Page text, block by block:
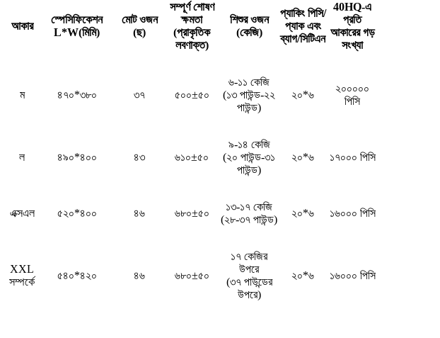
আকার
স্পেসিফিকেশন
L*W(মিমি)
মোট ওজন
(ছ)
সম্পূর্ণ শোষণ
ক্ষমতা
(প্রাকৃতিক
লবণাক্ত)
শিশুর ওজন
(কেজি)
প্যাকিং পিসি/
প্যাক এবং
ব্যাগ/সিটিএন
40HQ-এ
প্রতি
আকারের গড়
সংখ্যা
ম ৪৭০*৩৮০ ৩৭ ৫০০±৫০
৬-১১ কেজি
(১৩ পাউন্ড-২২
পাউন্ড)
২০*৬
২০০০০০
পিসি
ল ৪৯০*৪০০ ৪৩ ৬১০±৫০
৯-১৪ কেজি
(২০ পাউন্ড-৩১
পাউন্ড)
২০*৬ ১৭০০০ পিসি
এক্সএল ৫২০*৪০০ ৪৬ ৬৮০±৫০
১৩-১৭ কেজি
(২৮-৩৭ পাউন্ড)
২০*৬ ১৬০০০ পিসি
XXL
সম্পর্কে
৫৪০*৪২০ ৪৬ ৬৮০±৫০
১৭ কেজির
উপরে
(৩৭ পাউন্ডের
উপরে)
২০*৬ ১৬০০০ পিসি